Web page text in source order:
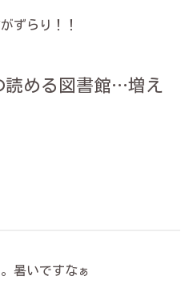
ずらり！！
読める図書館…増え
暑いですなぁ